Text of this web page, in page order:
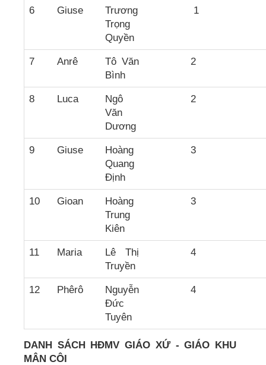
6 Giuse
Trương
Trọng
Quyền
1
7 Anrê
Tô Văn
Bình
2
8 Luca
Ngô
Văn
Dương
2
9 Giuse
Hoàng
Quang
Định
3
10 Gioan
Hoàng
Trung
Kiên
3
11 Maria
Lê Thị
Truyền
4
12 Phêrô
Nguyễn
Đức
Tuyên
4
DANH SÁCH HĐMV GIÁO XỨ - GIÁO KHU
MÂN CÔI